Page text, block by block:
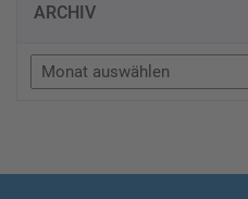
ARCHIV
Archiv